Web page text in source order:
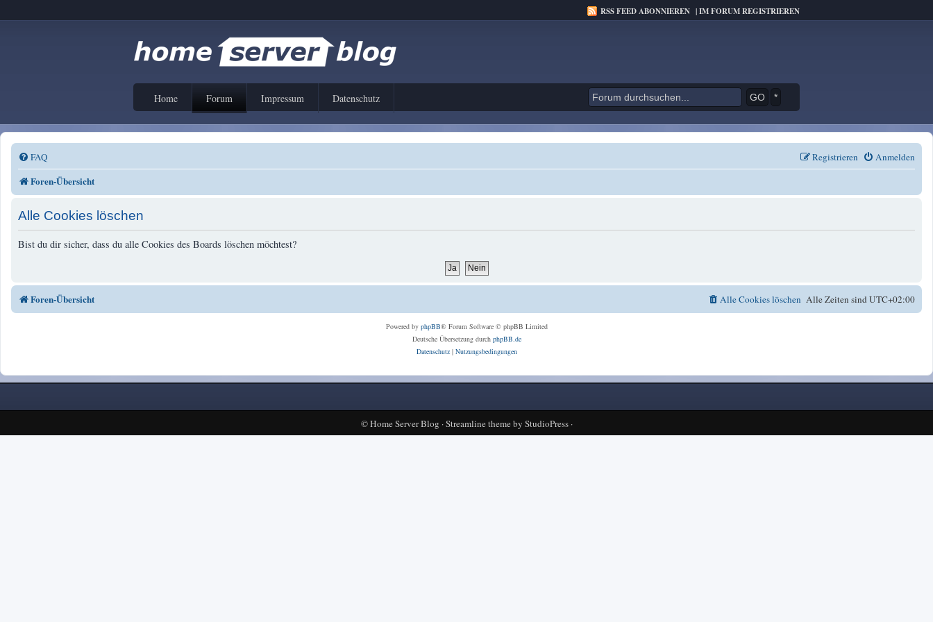
RSS FEED ABONNIEREN |IM FORUM REGISTRIEREN
Home Forum Impressum Datenschutz *
FAQ Anmelden
Registrieren
Foren-Übersicht
Alle Cookies löschen
Bist du dir sicher, dass du alle Cookies des Boards löschen möchtest?
Foren-Übersicht Alle Zeiten sindUTC+02:00
Alle Cookies löschen
Powered by phpBB® Forum Software © phpBB Limited
Deutsche Übersetzung durch phpBB.de
Datenschutz| Nutzungsbedingungen
©Home Server Blog ·Streamline themeby StudioPress·